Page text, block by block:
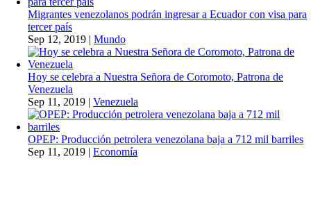
Migrantes venezolanos podrán ingresar a Ecuador con visa para
tercer país
Sep 12, 2019 | Mundo
Hoy se celebra a Nuestra Señora de Coromoto, Patrona de
Venezuela
Sep 11, 2019 | Venezuela
OPEP: Producción petrolera venezolana baja a 712 mil barriles
Sep 11, 2019 | Economía